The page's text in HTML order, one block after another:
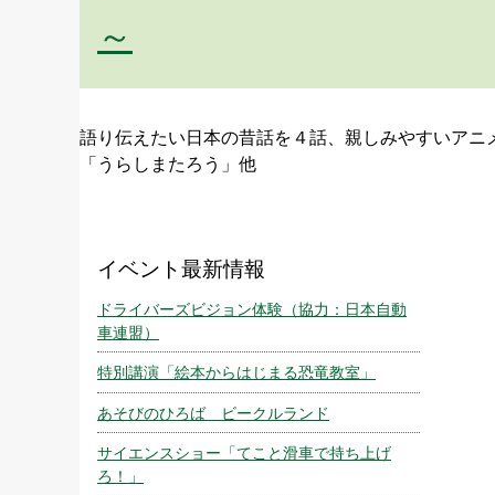
～
語り伝えたい日本の昔話を４話、親しみやすいアニ
「うらしまたろう」他
イベント最新情報
ドライバーズビジョン体験（協力：日本自動
車連盟）
特別講演「絵本からはじまる恐竜教室」
あそびのひろば ビークルランド
サイエンスショー「てこと滑車で持ち上げ
ろ！」